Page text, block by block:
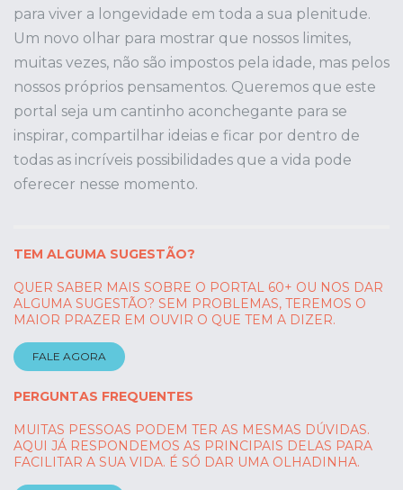
para viver a longevidade em toda a sua plenitude.
Um novo olhar para mostrar que nossos limites,
muitas vezes, não são impostos pela idade, mas pelos
nossos próprios pensamentos. Queremos que este
portal seja um cantinho aconchegante para se
inspirar, compartilhar ideias e ficar por dentro de
todas as incríveis possibilidades que a vida pode
oferecer nesse momento.
TEM ALGUMA SUGESTÃO?
QUER SABER MAIS SOBRE O PORTAL 60+ OU NOS DAR
ALGUMA SUGESTÃO? SEM PROBLEMAS, TEREMOS O
MAIOR PRAZER EM OUVIR O QUE TEM A DIZER.
FALE AGORA
PERGUNTAS FREQUENTES
MUITAS PESSOAS PODEM TER AS MESMAS DÚVIDAS.
AQUI JÁ RESPONDEMOS AS PRINCIPAIS DELAS PARA
FACILITAR A SUA VIDA. É SÓ DAR UMA OLHADINHA.